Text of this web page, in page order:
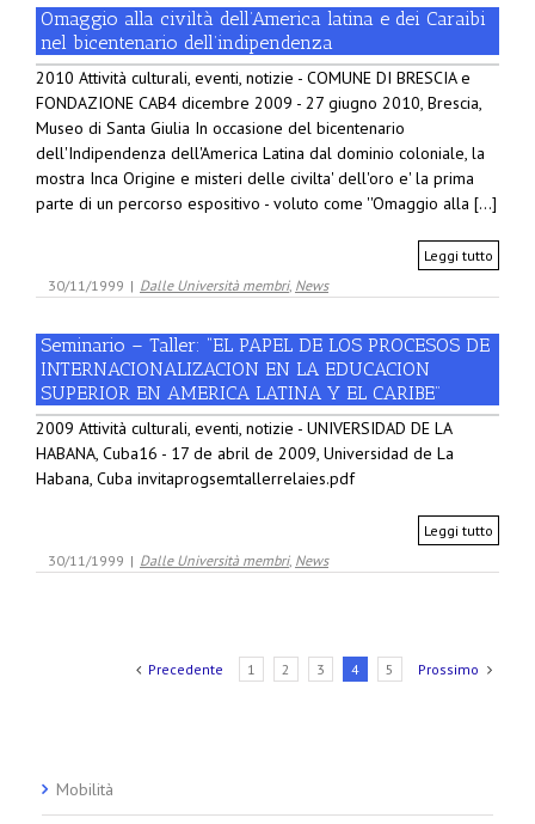
Omaggio alla civiltà dell’America latina e dei Caraibi
nel bicentenario dell’indipendenza
2010 Attività culturali, eventi, notizie - COMUNE DI BRESCIA e
FONDAZIONE CAB4 dicembre 2009 - 27 giugno 2010, Brescia,
Museo di Santa Giulia In occasione del bicentenario
dell'Indipendenza dell'America Latina dal dominio coloniale, la
mostra Inca Origine e misteri delle civilta' dell'oro e' la prima
parte di un percorso espositivo - voluto come ''Omaggio alla [...]
Leggi tutto
30/11/1999 | Dalle Università membri, News
Seminario – Taller: “EL PAPEL DE LOS PROCESOS DE
INTERNACIONALIZACION EN LA EDUCACION
SUPERIOR EN AMERICA LATINA Y EL CARIBE”
2009 Attività culturali, eventi, notizie - UNIVERSIDAD DE LA
HABANA, Cuba16 - 17 de abril de 2009, Universidad de La
Habana, Cuba invitaprogsemtallerrelaies.pdf
Leggi tutto
30/11/1999 | Dalle Università membri, News
Precedente 1 2 3 4 5 Prossimo
Mobilità